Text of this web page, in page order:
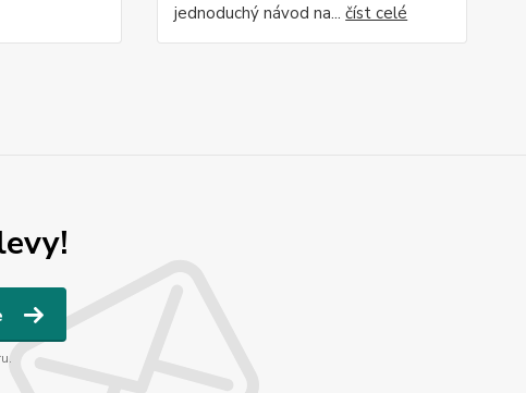
jednoduchý návod na...číst celé